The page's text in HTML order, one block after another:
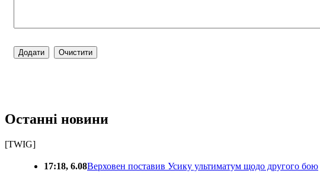
Останні новини
[TWIG]
17:18, 6.08Верховен поставив Усику ультиматум щодо другого бою